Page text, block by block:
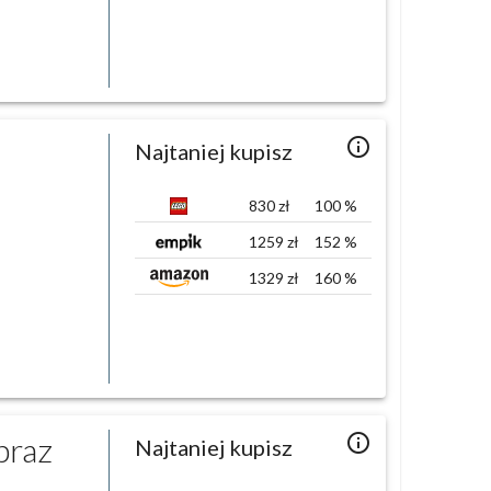
info_outlined
Najtaniej kupisz
830zł 100%
1259 zł 152 %
1329 zł 160%
info_outlined
Najtaniej kupisz